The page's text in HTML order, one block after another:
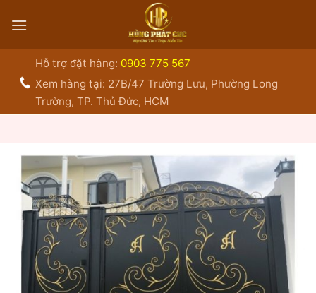
qua
Hỗ trợ đặt hàng: 0903 775 567
Xem hàng tại: 27B/47 Trường Lưu, Phường Long
Trường, TP. Thủ Đức, HCM